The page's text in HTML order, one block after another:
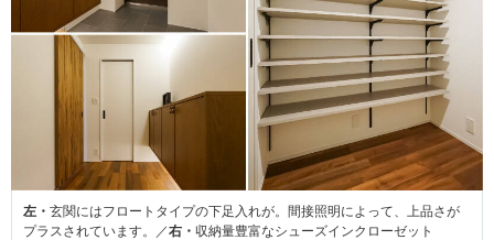
左・ 玄関にはフロートタイプの下足入れが。間接照明によって、上品さが
プラスされています。／右・ 収納量豊富なシューズインクローゼット